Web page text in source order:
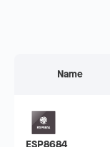
Name
ESP8684